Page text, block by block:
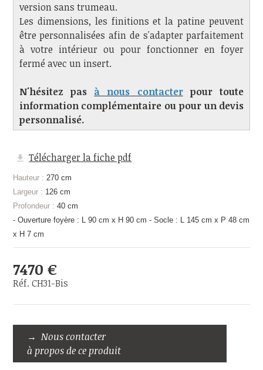
version sans trumeau.
Les dimensions, les finitions et la patine peuvent
être personnalisées afin de s'adapter parfaitement
à votre intérieur ou pour fonctionner en foyer
fermé avec un insert.
N'hésitez pas à nous contacterpour toute
information complémentaire ou pour un devis
personnalisé.
Télécharger la fiche pdf
Hauteur : 270 cm
Largeur : 126 cm
Profondeur : 40 cm
- Ouverture foyère : L 90 cm x H 90 cm - Socle : L 145 cm x P 48 cm
x H 7 cm
7470 €
Réf. CH31-Bis
Nous contacter
à propos de ce produit